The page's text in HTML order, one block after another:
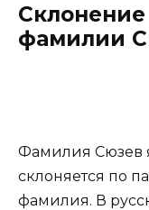
фамилии
Фамилия Сюзев
склоняется по
фамилия. В